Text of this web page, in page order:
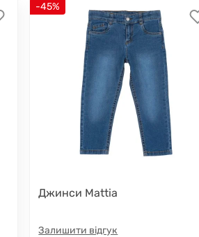
-45%
Джинси Mattia
Залишити відгук